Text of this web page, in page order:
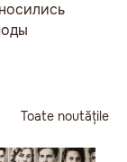
Toate noutățile